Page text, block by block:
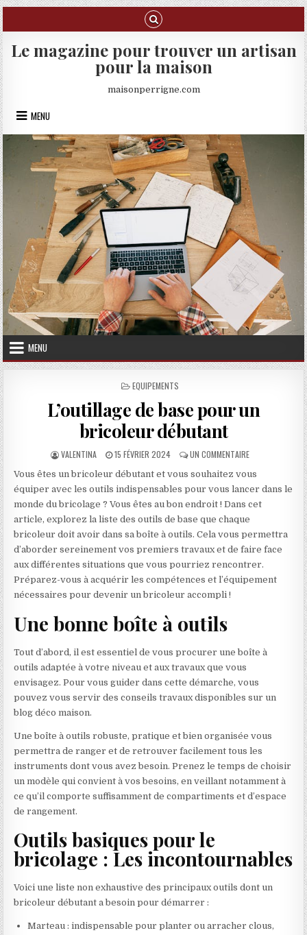
Skip to content
Le magazine pour trouver un artisan
pour la maison
maisonperrigne.com
MENU
MENU
POSTED IN
EQUIPEMENTS
L’outillage de base pour un
bricoleur débutant
AUTHOR:
VALENTINA PUBLISHED DATE:
15 FÉVRIER 2024 UN COMMENTAIRESUR
Vous êtes un bricoleur débutant et vous souhaitez vous
équiper avec les outils indispensables pour vous lancer dans le
monde du bricolage ? Vous êtes au bon endroit ! Dans cet
article, explorez la liste des outils de base que chaque
bricoleur doit avoir dans sa boîte à outils. Cela vous permettra
d’aborder sereinement vos premiers travaux et de faire face
aux différentes situations que vous pourriez rencontrer.
Préparez-vous à acquérir les compétences et l’équipement
nécessaires pour devenir un bricoleur accompli !
Une bonne boîte à outils
Tout d’abord, il est essentiel de vous procurer une boîte à
outils adaptée à votre niveau et aux travaux que vous
envisagez. Pour vous guider dans cette démarche, vous
pouvez vous servir des conseils travaux disponibles sur un
blog déco maison.
Une boîte à outils robuste, pratique et bien organisée vous
permettra de ranger et de retrouver facilement tous les
instruments dont vous avez besoin. Prenez le temps de choisir
un modèle qui convient à vos besoins, en veillant notamment à
ce qu’il comporte suffisamment de compartiments et d’espace
de rangement.
Outils basiques pour le
bricolage : Les incontournables
Voici une liste non exhaustive des principaux outils dont un
bricoleur débutant a besoin pour démarrer :
Marteau : indispensable pour planter ou arracher clous,